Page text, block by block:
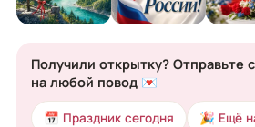
Получили открытку? Отправьте
на любой повод 💌
📅 Праздник сегодня 🎉 Ещё